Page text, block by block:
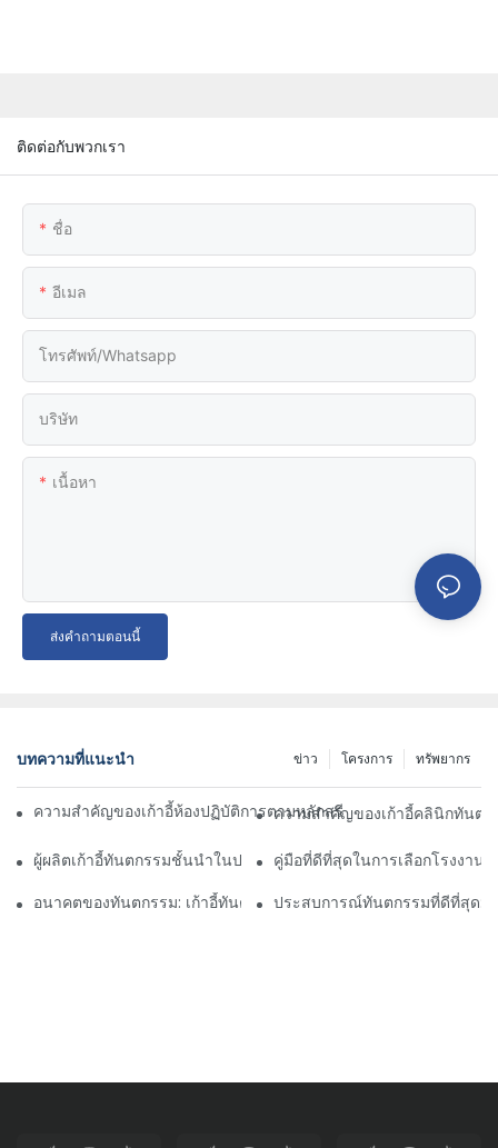
ติดต่อกับพวกเรา
ชื่อ
อีเมล
โทรศัพท์/whatsapp
บริษัท
เนื้อหา
ส่งคำถามตอนนี้
บทความที่แนะนำ ทรัพยากร
โครงการ
ข่าว
ความสำคัญของเก้าอี้ห้องปฏิบัติการตามหลักสรีรศาสตร์เพื่อความสะ
ความสำคัญของเก้าอี้คลินิกทันตก
ผู้ผลิตเก้าอี้ทันตกรรมชั้นนำในประเทศจีน: นวัตกรรมและคุณภาพ
คู่มือที่ดีที่สุดในการเลือกโรงงาน
อนาคตของทันตกรรม: เก้าอี้ทันตกรรมสมัยใหม่ส่วนบุคคล
ประสบการณ์ทันตกรรมที่ดีที่สุด: